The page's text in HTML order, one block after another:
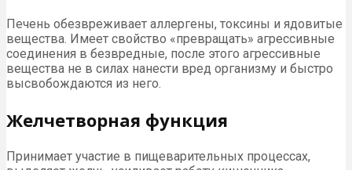
Печень обезвреживает аллергены, токсины и ядовитые
вещества. Имеет свойство «превращать» агрессивные
соединения в безвредные, после этого агрессивные
вещества не в силах нанести вред организму и быстро
высвобождаются из него.
Желчетворная функция
Принимает участие в пищеварительных процессах,